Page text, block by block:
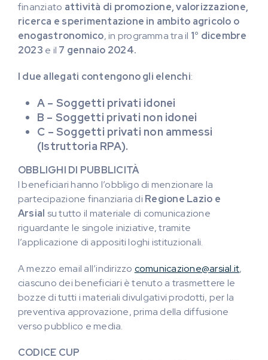
finanziato attività di promozione, valorizzazione,
ricerca e sperimentazione in ambito agricolo o
enogastronomico, in programma tra il 1° dicembre
2023 e il 7 gennaio 2024.
I due allegati contengono gli elenchi:
A – Soggetti privati idonei
B – Soggetti privati non idonei
C – Soggetti privati non ammessi
(Istruttoria RPA).
OBBLIGHI DI PUBBLICITÀ
I beneficiari hanno l’obbligo di menzionare la
partecipazione finanziaria di Regione Lazio e
Arsial su tutto il materiale di comunicazione
riguardante le singole iniziative, tramite
l’applicazione di appositi loghi istituzionali.
A mezzo email all’indirizzo comunicazione@arsial.it,
ciascuno dei beneficiari è tenuto a trasmettere le
bozze di tutti i materiali divulgativi prodotti, per la
preventiva approvazione, prima della diffusione
verso pubblico e media.
CODICE CUP